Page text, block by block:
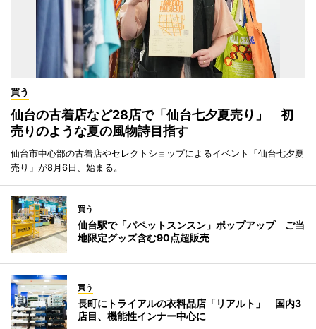
買う
仙台の古着店など28店で「仙台七夕夏売り」 初
売りのような夏の風物詩目指す
仙台市中心部の古着店やセレクトショップによるイベント「仙台七夕夏
売り」が8月6日、始まる。
買う
仙台駅で「パペットスンスン」ポップアップ ご当
地限定グッズ含む90点超販売
買う
長町にトライアルの衣料品店「リアルト」 国内3
店目、機能性インナー中心に